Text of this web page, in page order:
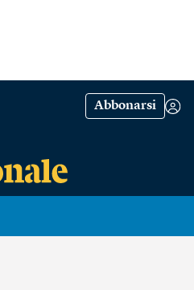
Abbonarsi